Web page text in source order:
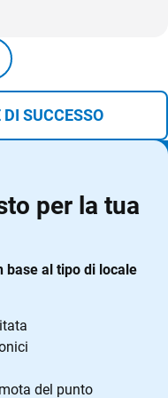
SUCCESSO
per la tua
base al tipo di locale
del punto